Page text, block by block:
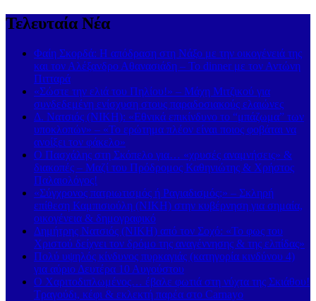
Τελευταία Νέα
Φαίη Σκορδά: Η απόδραση στη Νάξο με την οικογένειά της
και τον Αλέξανδρο Αθανασιάδη – Το dinner με τον Αντώνη
Πιτταρά
«Σώστε την ελιά του Πηλίου!» – Μάχη Μιτζικού για
συνδεδεμένη ενίσχυση στους παραδοσιακούς ελαιώνες
Δ. Νατσιός (ΝΙΚΗ): «Εθνικά επικίνδυνο το “μπάζωμα” των
υποκλοπών» – «Το ερώτημα πλέον είναι ποιος φοβάται να
ανοίξει τον φάκελο»
Ο Πασχάλης στη Σκόπελο για… «χρυσές αναμνήσεις» &
διακοπές – Μαζί του Πρόδρομος Καθηνιώτης & Χρήστος
Παλαιολόγος!
«Σύγχρονος πατριωτισμός ή Ραγιαδισμός;» – Σκληρή
επίθεση Καμπισιούλη (ΝΙΚΗ) στην κυβέρνηση για σημαία,
οικογένεια & δημογραφικό
Δημήτρης Νατσιός (ΝΙΚΗ) από τον Σοχό: «Το φως του
Χριστού δείχνει τον δρόμο της αναγέννησης & της ελπίδας»
Πολύ υψηλός κίνδυνος πυρκαγιάς (κατηγορία κινδύνου 4)
για αύριο Δευτέρα 10 Αυγούστου
Ο Χαριτοδιπλωμένος… έβαλε φωτιά στη νύχτα της Σκιάθου!
Τραγούδι, κέφι & εκλεκτή παρέα στο Carnayo